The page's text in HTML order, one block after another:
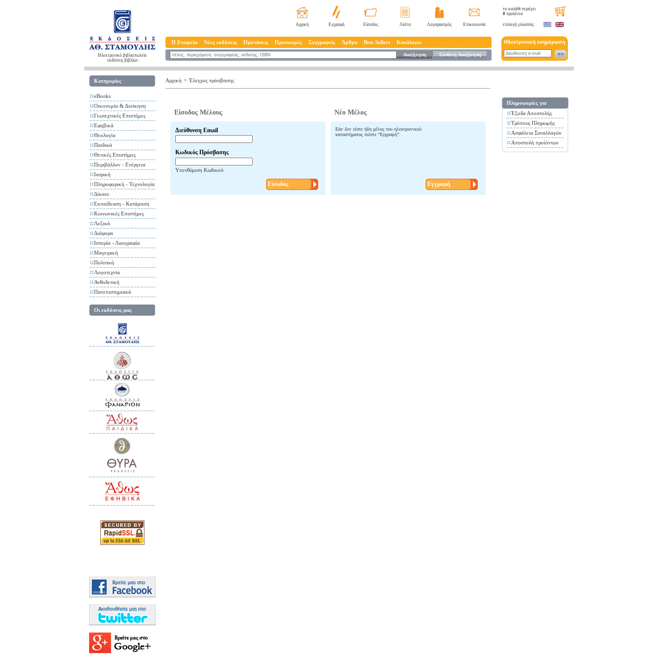
Ηλεκτρονικό βιβλιοπωλείο
εκδόσεις βιβλίων
Αρχική Εγγραφή Είσοδος Λίστα Λογαριασμός Επικοινωνία
Η Εταιρεία Νέες εκδόσεις Προτάσεις Προσφορές Συγγραφείς Άρθρα Best Sellers Κατάλογοι
Αναζήτηση Σύνθετη Αναζήτηση
το καλάθι περιέχει
0 προϊόντα
επιλογή γλώσσας
Κατηγορίες
eBooks
Οικονομία & Διοίκηση
Γεωτεχνικές Επιστήμες
Εφηβικά
Θεολογία
Παιδικά
Θετικές Επιστήμες
Περιβάλλον - Ενέργεια
Ιατρική
Πληροφορική - Τεχνολογία
Δίκαιο
Εκπαίδευση - Κατάρτιση
Κοινωνικές Επιστήμες
Λεξικά
Διάφορα
Ιστορία - Λαογραφία
Μαγειρική
Πολιτική
Λογοτεχνία
Ανθοδετική
Πανεπιστημιακά
Οι εκδόσεις μας
Αρχική > Έλεγχος πρόσβασης
Είσοδος Μέλους Νέο Μέλος
Διεύθυνση Email
Κωδικός Πρόσβασης
Υπενθύμιση Κωδικού
Είσοδος
Εάν δεν είστε ήδη μέλος του ηλεκτρονικού
καταστήματος πιέστε “Εγγραφή”.
Εγγραφή
Πληροφορίες για
Έξοδα Αποστολής
Τρόπους Πληρωμής
Ασφάλεια Συναλλαγών
Αποστολή προίόντων